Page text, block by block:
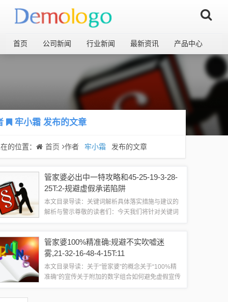
首页 公司新闻 行业新闻 最新资讯 产品中心
牢小霜发布的文章
的位置： 首页 作者 牢小霜 发布的文章
管家婆必出中一特攻略和45-25-19-3-28-
25T:2-规避虚假承诺陷阱
本文目录导读：关键词解析具体落实措施与建议的
解析与警示尊敬的读者们：今天我们将针对关键词
词背后的含义和可能的背景。关键词解析1...
管家婆100%精准确:规避不实吹嘘迷
雾,21-32-16-48-4-15T:11
本文目录导读：关于“管家婆”的概念关于“100%精
准确”的宣传关于附加的数字组合如何避免虚假宣传